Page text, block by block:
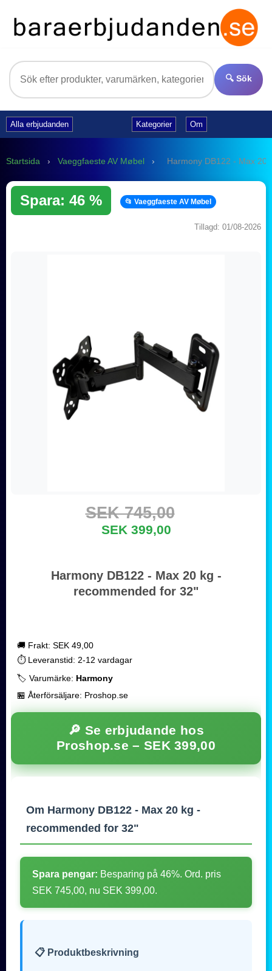
🔍 Sök
Alla erbjudanden Kategorier Om
Startsida › Vaeggfaeste AV Møbel › Harmony DB122 - Max 20
Spara: 46 % 📂 Vaeggfaeste AV Møbel
Tillagd: 01/08-2026
SEK 745,00
SEK 399,00
Harmony DB122 - Max 20 kg -
recommended for 32"
🚚 Frakt: SEK 49,00
⏱️ Leveranstid: 2-12 vardagar
🏷️ Varumärke: Harmony
🏪 Återförsäljare: Proshop.se
🔎 Se erbjudande hos
Proshop.se – SEK 399,00
Om Harmony DB122 - Max 20 kg -
recommended for 32"
Spara pengar: Besparing på 46%. Ord. pris
SEK 745,00, nu SEK 399,00.
📋 Produktbeskrivning